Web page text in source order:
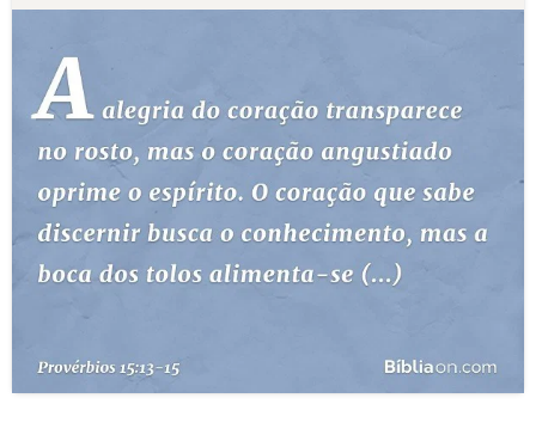
PERGUNTE À BÍBLIA IA
TERMO BÍBLICO
LOJA BÍBLIAON